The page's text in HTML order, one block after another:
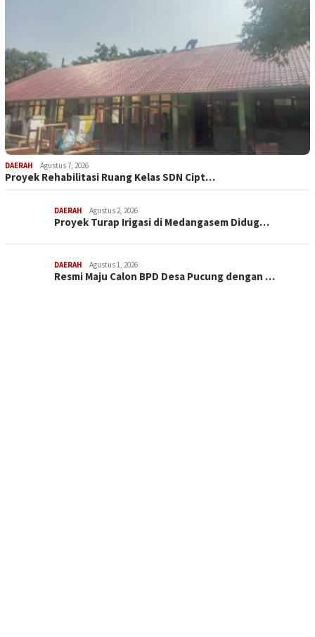
DAERAH Agustus 7, 2026
Proyek Rehabilitasi Ruang Kelas SDN Cipt…
DAERAH Agustus 2, 2026
Proyek Turap Irigasi di Medangasem Didug…
DAERAH Agustus 1, 2026
Resmi Maju Calon BPD Desa Pucung dengan …